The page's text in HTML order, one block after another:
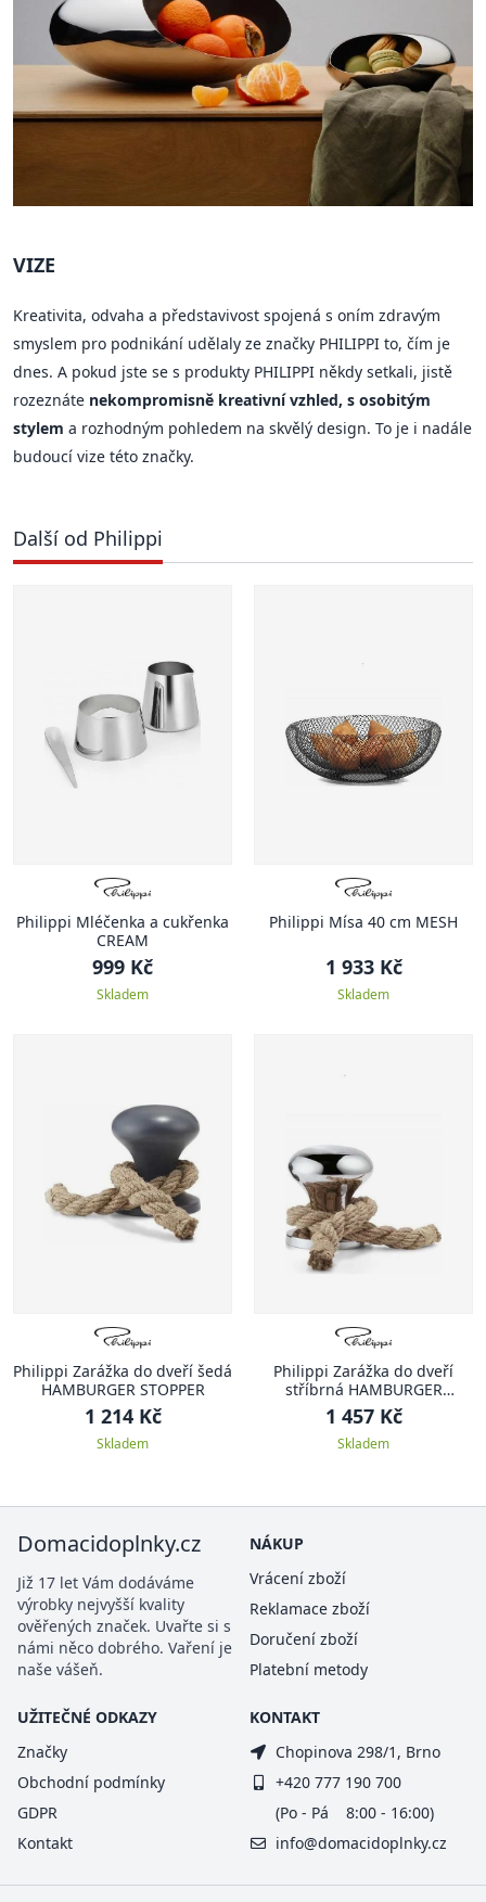
VIZE
Kreativita, odvaha a představivost spojená s oním zdravým
smyslem pro podnikání udělaly ze značky PHILIPPI to, čím je
dnes. A pokud jste se s produkty PHILIPPI někdy setkali, jistě
rozeznáte nekompromisně kreativní vzhled, s osobitým
stylem a rozhodným pohledem na skvělý design. To je i nadále
budoucí vize této značky.
Další od Philippi
Philippi Mléčenka a cukřenka
CREAM
999 Kč
Skladem
Philippi Mísa 40 cm MESH
1 933 Kč
Skladem
Philippi Zarážka do dveří šedá
HAMBURGER STOPPER
1 214 Kč
Skladem
Philippi Zarážka do dveří
stříbrná HAMBURGER
STOPPER
1 457 Kč
Skladem
Domacidoplnky.cz
Již 17 let Vám dodáváme
výrobky nejvyšší kvality
ověřených značek. Uvařte si s
námi něco dobrého. Vaření je
naše vášeň.
NÁKUP
Vrácení zboží
Reklamace zboží
Doručení zboží
Platební metody
UŽITEČNÉ ODKAZY
Značky
Obchodní podmínky
GDPR
Kontakt
KONTAKT
Chopinova 298/1, Brno
+420 777 190 700
(Po - Pá 8:00 - 16:00)
info@domacidoplnky.cz